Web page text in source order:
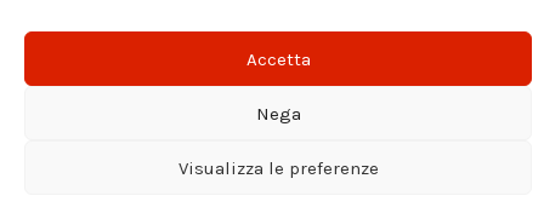
Accetta
Nega
Visualizza le preferenze